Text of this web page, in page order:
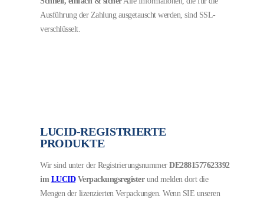
Ausführung der Zahlung ausgetauscht werden, sind SSL-
verschlüsselt.
LUCID-REGISTRIERTE
PRODUKTE
Wir sind unter der Registrierungsnummer DE2881577623392
im LUCIDVerpackungsregisterund melden dort die
Mengen der lizenzierten Verpackungen. Wenn SIE unseren